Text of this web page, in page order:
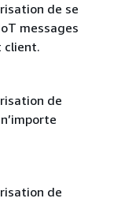
de se
messages
client.
de
de